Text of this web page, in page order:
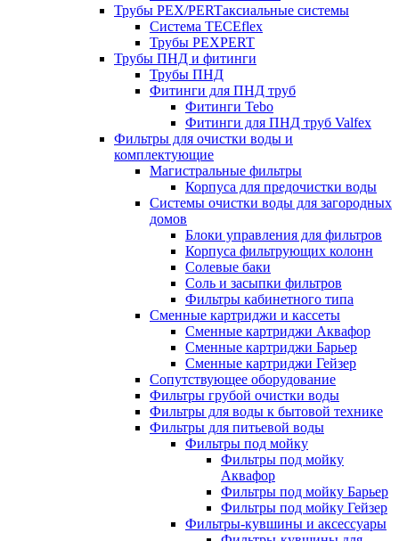
Трубы PEX/PERTаксиальные системы
Система TECEflex
Трубы PEXPERT
Трубы ПНД и фитинги
Трубы ПНД
Фитинги для ПНД труб
Фитинги Tebo
Фитинги для ПНД труб Valfex
Фильтры для очистки воды и
комплектующие
Магистральные фильтры
Корпуса для предочистки воды
Системы очистки воды для загородных
домов
Блоки управления для фильтров
Корпуса фильтрующих колонн
Солевые баки
Соль и засыпки фильтров
Фильтры кабинетного типа
Сменные картриджи и кассеты
Сменные картриджи Аквафор
Сменные картриджи Барьер
Сменные картриджи Гейзер
Сопутствующее оборудование
Фильтры грубой очистки воды
Фильтры для воды к бытовой технике
Фильтры для питьевой воды
Фильтры под мойку
Фильтры под мойку
Аквафор
Фильтры под мойку Барьер
Фильтры под мойку Гейзер
Фильтры-кувшины и аксессуары